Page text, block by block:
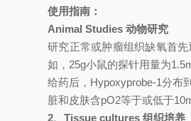
使用指南：
Animal Studies动物研究
研究正常或肿瘤组织缺氧首
如，25g小鼠的探针用量为
给药后，Hypoxyprobe-1分布
脏和皮肤含pO2等于或低于
2、Tissue cultures 组织培养